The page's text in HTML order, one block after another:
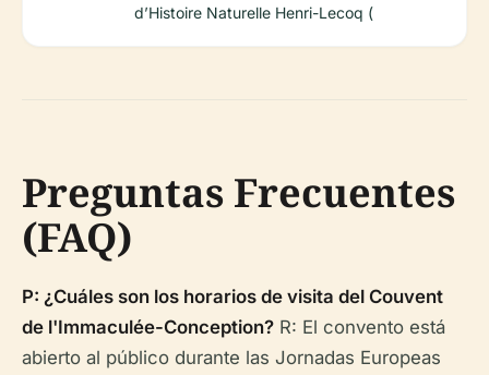
d’Histoire Naturelle Henri-Lecoq (
Preguntas Frecuentes
(FAQ)
P: ¿Cuáles son los horarios de visita del Couvent
de l'Immaculée-Conception? R: El convento está
abierto al público durante las Jornadas Europeas